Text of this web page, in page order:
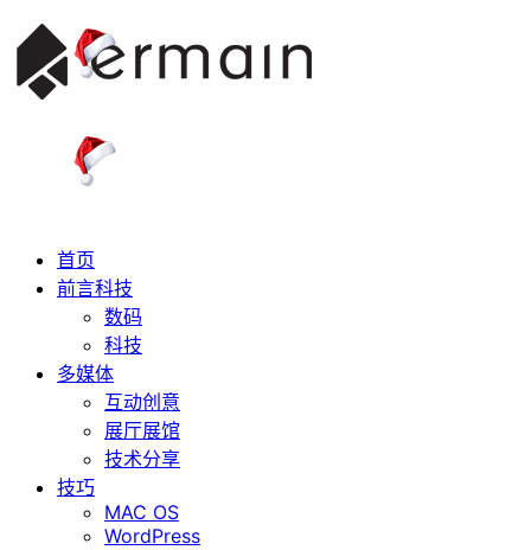
首页
前言科技
数码
科技
多媒体
互动创意
展厅展馆
技术分享
技巧
MAC OS
WordPress